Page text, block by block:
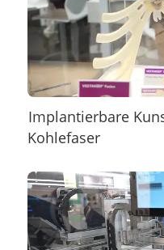
Implantierbare
Kohlefaser